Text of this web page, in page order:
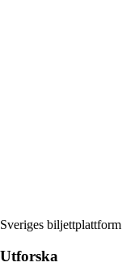
Sveriges
Utforska